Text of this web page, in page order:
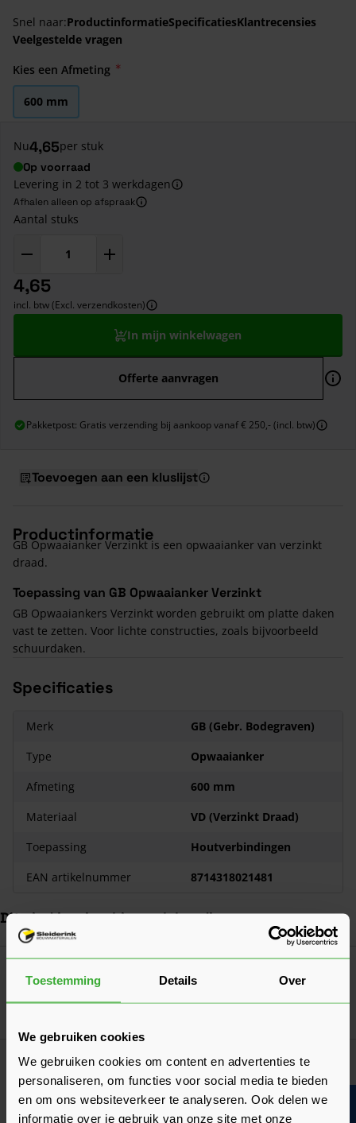
Toestemming Details Over
We gebruiken cookies
We gebruiken cookies om content en advertenties te
personaliseren, om functies voor social media te bieden
en om ons websiteverkeer te analyseren. Ook delen we
informatie over je gebruik van onze site met onze
Snel naar:ProductinformatieSpecificatiesKlantrecensies
Veelgestelde vragen
Kies een Afmeting
600 mm
Nu4,65per stuk
Op voorraad
Levering in 2 tot 3 werkdagen
Afhalen alleen op afspraak
Aantal stuks
4,65
incl. btw (Excl. verzendkosten)
In mijn winkelwagen
Offerte aanvragen
Pakketpost: Gratis verzending bij aankoop vanaf € 250,- (incl. btw)
Toevoegen aan een kluslijst
Productinformatie
GB Opwaaianker Verzinkt is een opwaaianker van verzinkt
draad.
Toepassing van GB Opwaaianker Verzinkt
GB Opwaaiankers Verzinkt worden gebruikt om platte daken
vast te zetten. Voor lichte constructies, zoals bijvoorbeeld
schuurdaken.
Specificaties
Merk
GB (Gebr. Bodegraven)
Type
Opwaaianker
Afmeting
600 mm
Materiaal
VD (Verzinkt Draad)
Toepassing
Houtverbindingen
EAN artikelnummer
8714318021481
Dit vind je misschien ook handig
GB Spijkerplaat Verzinkt
Verkrijgbaar in 6 afmetingen
Vanaf0,42 per stuk